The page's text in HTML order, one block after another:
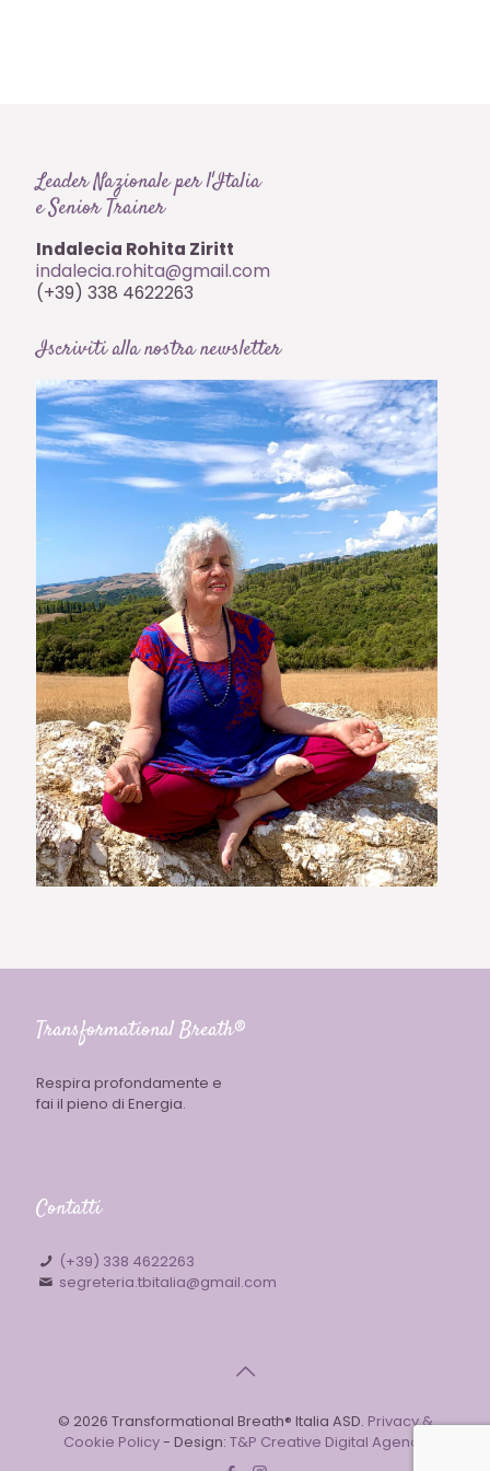
Leader Nazionale per l'Italia
e Senior Trainer
Indalecia Rohita Ziritt
indalecia.rohita@gmail.com
(+39) 338 4622263
Iscriviti alla nostra newsletter
Transformational Breath®
Respira profondamente e
fai il pieno di Energia.
Contatti
(+39) 338 4622263
segreteria.tbitalia@gmail.com
© 2026 Transformational Breath® Italia ASD. Privacy &
Cookie Policy- Design: T&P Creative Digital Agency